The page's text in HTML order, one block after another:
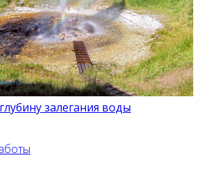
залегания воды